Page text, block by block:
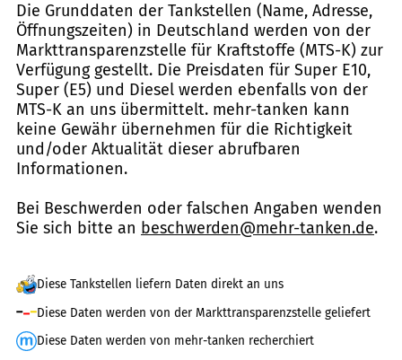
Die Grunddaten der Tankstellen (Name, Adresse,
Öffnungszeiten) in Deutschland werden von der
Markttransparenzstelle für Kraftstoffe (MTS-K) zur
Verfügung gestellt. Die Preisdaten für Super E10,
Super (E5) und Diesel werden ebenfalls von der
MTS-K an uns übermittelt. mehr-tanken kann
keine Gewähr übernehmen für die Richtigkeit
und/oder Aktualität dieser abrufbaren
Informationen.
Bei Beschwerden oder falschen Angaben wenden
Sie sich bitte an beschwerden@mehr-tanken.de.
Diese Tankstellen liefern Daten direkt an uns
Diese Daten werden von der Markttransparenzstelle geliefert
Diese Daten werden von mehr-tanken recherchiert